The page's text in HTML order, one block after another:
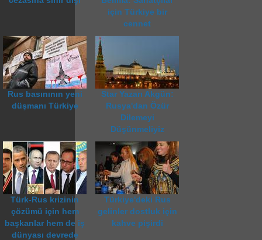
için Türkiye bir
cennet
Rus basınının yeni
düşmanı Türkiye
Star Yazarı Akgün:
Rusya'dan Özür
Dilemeyi
Düşünmeliyiz
Türk-Rus krizinin
çözümü için hem
başkanlar hem de iş
dünyası devrede
Türkiye'deki Rus
gelinler dostluk için
kahve pişirdi